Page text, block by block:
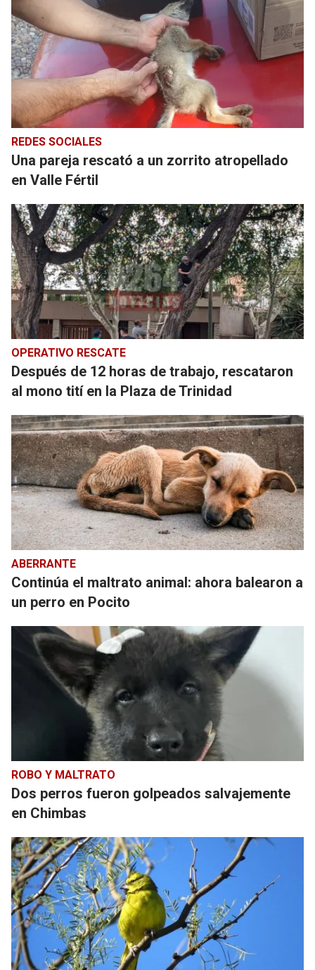
REDES SOCIALES
Una pareja rescató a un zorrito atropellado
en Valle Fértil
OPERATIVO RESCATE
Después de 12 horas de trabajo, rescataron
al mono tití en la Plaza de Trinidad
ABERRANTE
Continúa el maltrato animal: ahora balearon a
un perro en Pocito
ROBO Y MALTRATO
Dos perros fueron golpeados salvajemente
en Chimbas